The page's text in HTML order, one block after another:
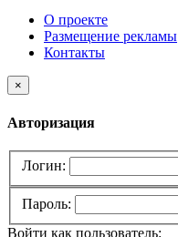
О проекте
Размещение рекламы
Контакты
×
Авторизация
Логин:
Пароль:
Войти как пользователь: